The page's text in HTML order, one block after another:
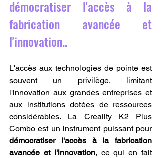
démocratiser l'accès à la
fabrication avancée et
l'innovation..
L'accès aux technologies de pointe est
souvent un privilège, limitant
l'innovation aux grandes entreprises et
aux institutions dotées de ressources
considérables. La Creality K2 Plus
Combo est un instrument puissant pour
démocratiser l'accès à la fabrication
avancée et l'innovation, ce qui en fait